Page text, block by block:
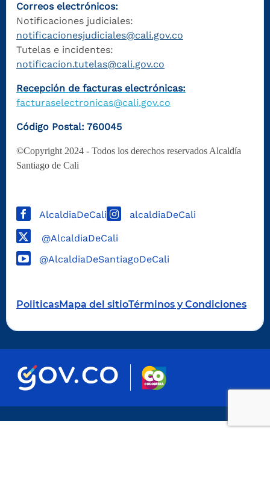
Correos electrónicos:
Notificaciones judiciales:
notificacionesjudiciales@cali.gov.co
Tutelas e incidentes:
notificacion.tutelas@cali.gov.co
Recepción de facturas electrónicas:
facturaselectronicas@cali.gov.co
Código Postal: 760045
©Copyright 2024 - Todos los derechos reservados Alcaldía
Santiago de Cali
AlcaldiaDeCali alcaldiaDeCali
@AlcaldiaDeCali
@AlcaldiaDeSantiagoDeCali
PoliticasMapa del sitioTérminos y Condiciones